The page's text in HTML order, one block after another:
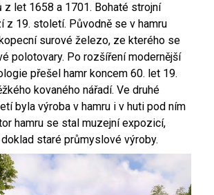
z let 1658 a 1701. Bohaté strojní
z 19. století. Původně se v hamru
surové železo, ze kterého se
polotovary. Po rozšíření modernější
přešel hamr koncem 60. let 19.
kovaného nářadí. Ve druhé
byla výroba v hamru i v huti pod ním
hamru se stal muzejní expozicí,
staré průmyslové výroby.